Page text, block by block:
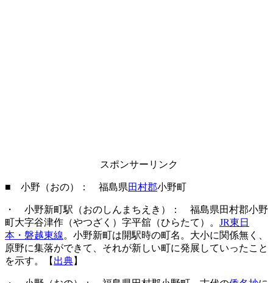
スポンサーリンク
■ 小野（おの）： 福島県田村郡小野町
・ 小野新町駅（おのしんまちえき）： 福島県田村郡小野
町大字谷津作（やつざく）字平舘（ひらたて）。 JR東日
本・磐越東線。小野新町は開駅時の町名。大小に関係無く、
原野に集落ができて、それが新しい町に発展していったこと
を示す。【 出典】